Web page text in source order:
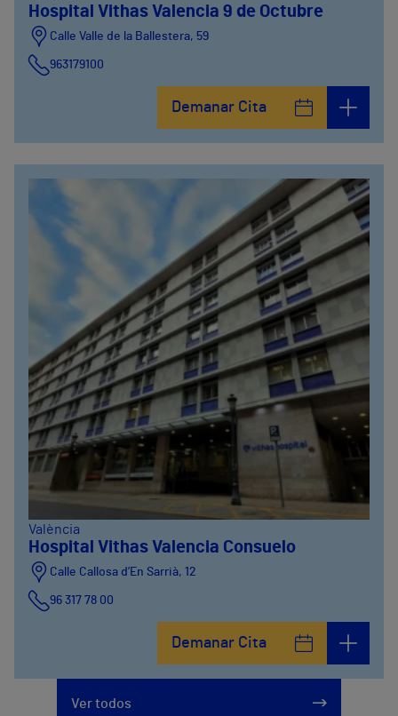
Hospital Vithas Valencia 9 de Octubre
Calle Valle de la Ballestera, 59
963179100
Demanar Cita
València
Hospital Vithas Valencia Consuelo
Calle Callosa d’En Sarrià, 12
96 317 78 00
Demanar Cita
Ver todos